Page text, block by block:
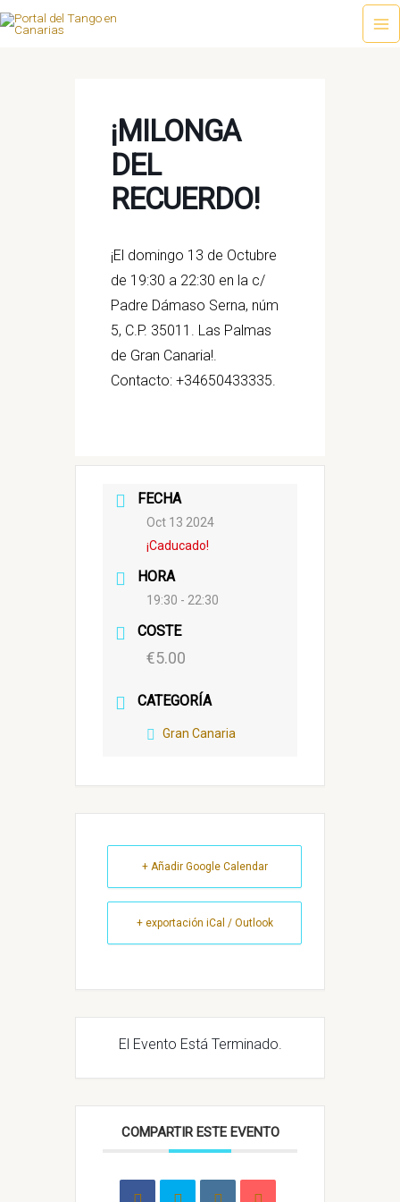
Ir
¡MILONGA
DEL
RECUERDO!
¡El domingo 13 de Octubre
de 19:30 a 22:30 en la c/
Padre Dámaso Serna, núm
5, C.P. 35011. Las Palmas
de Gran Canaria!.
Contacto: +34650433335.
FECHA
Oct 13 2024
¡Caducado!
HORA
19:30 - 22:30
COSTE
€5.00
CATEGORÍA
Gran Canaria
+ Añadir Google Calendar
+ exportación iCal / Outlook
El Evento Está Terminado.
COMPARTIR ESTE EVENTO